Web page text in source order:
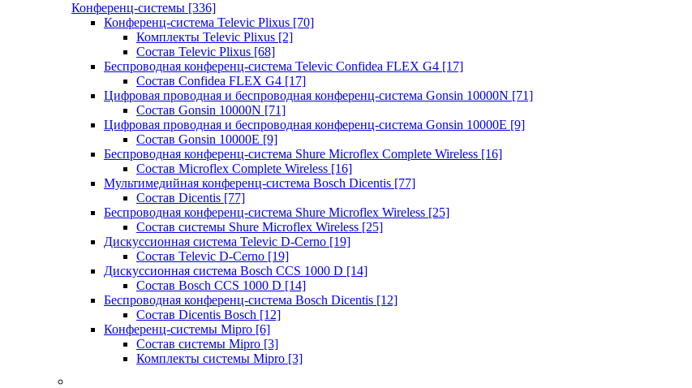
Конференц-системы [336]
Конференц-система Televic Plixus [70]
Комплекты Televic Plixus [2]
Состав Televic Plixus [68]
Беспроводная конференц-система Televic Confidea FLEX G4 [17]
Состав Confidea FLEX G4 [17]
Цифровая проводная и беспроводная конференц-система Gonsin 10000N [71]
Состав Gonsin 10000N [71]
Цифровая проводная и беспроводная конференц-система Gonsin 10000E [9]
Состав Gonsin 10000E [9]
Беспроводная конференц-система Shure Microflex Complete Wireless [16]
Состав Microflex Complete Wireless [16]
Мультимедийная конференц-система Bosch Dicentis [77]
Состав Dicentis [77]
Беспроводная конференц-система Shure Microflex Wireless [25]
Состав системы Shure Microflex Wireless [25]
Дискуссионная система Televic D-Cerno [19]
Состав Televic D-Cerno [19]
Дискуссионная система Bosch CCS 1000 D [14]
Состав Bosch CCS 1000 D [14]
Беспроводная конференц-система Bosch Dicentis [12]
Состав Dicentis Bosch [12]
Конференц-системы Mipro [6]
Состав системы Mipro [3]
Комплекты системы Mipro [3]